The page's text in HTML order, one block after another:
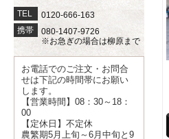
TEL
0120-666-163
携帯
080-1407-9726
※お急ぎの場合は柳原まで
お電話でのご注文・お問合
せは下記の時間帯にお願い
します。
【営業時間】08：30～18：
00
【定休日】不定休
農繁期5月上旬～6月中旬と9